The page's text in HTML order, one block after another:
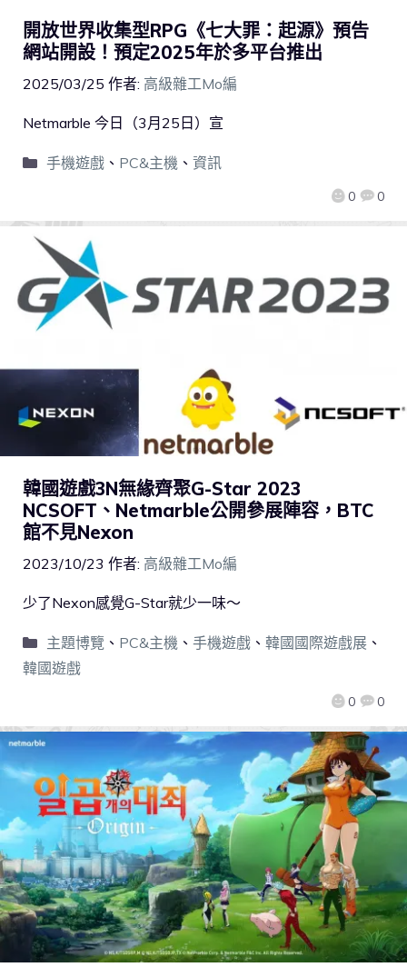
開放世界收集型RPG《七大罪：起源》預告
網站開設！預定2025年於多平台推出
2025/03/25 作者: 高級雜工Mo編
0 0
Netmarble 今日（3月25日）宣
手機遊戲、 PC&主機、 資訊
韓國遊戲3N無緣齊聚G-Star 2023
NCSOFT、Netmarble公開參展陣容，BTC
館不見Nexon
2023/10/23 作者: 高級雜工Mo編
0 0
少了Nexon感覺G-Star就少一味～
主題博覽 、 PC&主機、 手機遊戲、 韓國國際遊戲展、
韓國遊戲